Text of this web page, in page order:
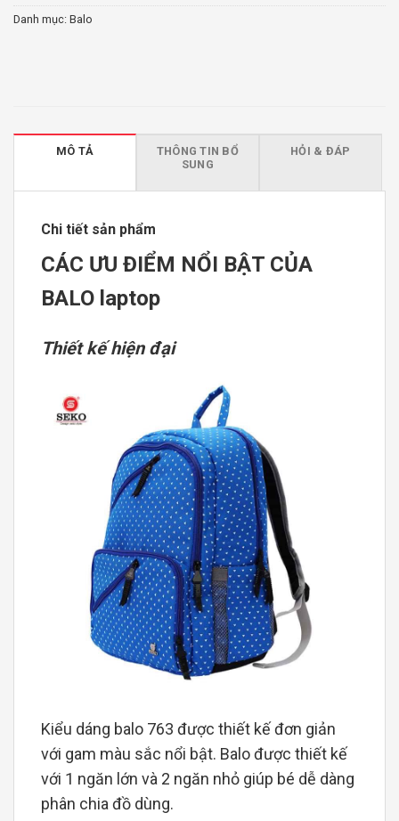
Danh mục: Balo
MÔ TẢ
THÔNG TIN BỔ
SUNG
HỎI & ĐÁP
Chi tiết sản phẩm
CÁC ƯU ĐIỂM NỔI BẬT CỦA
BALO laptop
Thiết kế hiện đại
Kiểu dáng balo 763 được thiết kế đơn giản
với gam màu sắc nổi bật. Balo được thiết kế
với 1 ngăn lớn và 2 ngăn nhỏ giúp bé dễ dàng
phân chia đồ dùng.